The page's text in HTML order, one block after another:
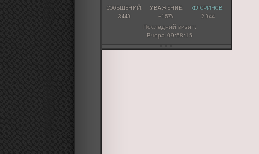
СООБЩЕНИЙ:
3440
УВАЖЕНИЕ:
+1576
ФЛОРИНОВ:
2 044
Последний визит:
Вчера 09:58:15